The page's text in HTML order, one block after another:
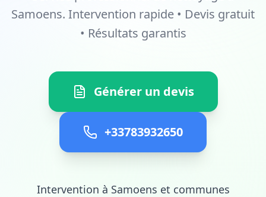
Samoens. Intervention rapide • Devis gratuit
• Résultats garantis
Générer un devis
+33783932650
Intervention à Samoens et communes